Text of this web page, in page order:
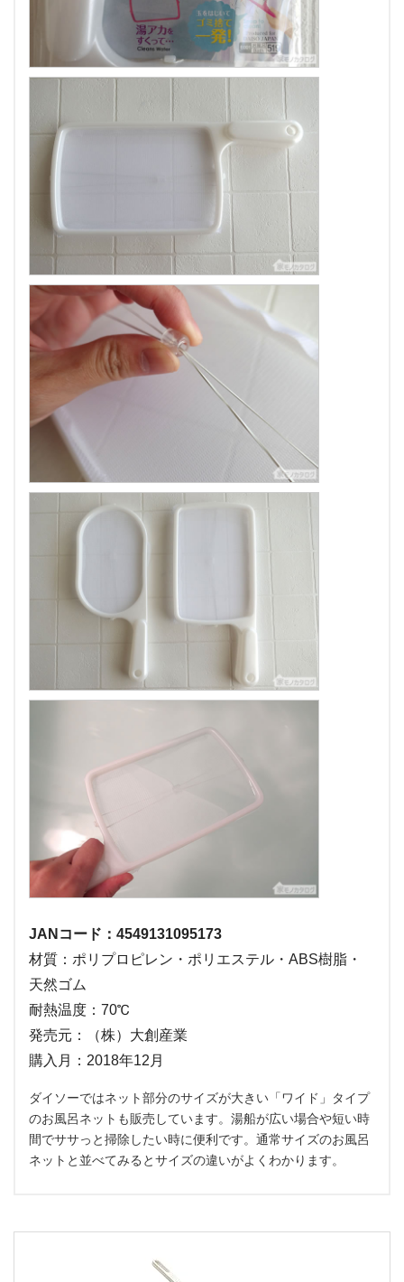
JANコード：4549131095173
材質：ポリプロピレン・ポリエステル・ABS樹脂・
天然ゴム
耐熱温度：70℃
発売元：（株）大創産業
購入月：2018年12月
ダイソーではネット部分のサイズが大きい「ワイド」タイプ
のお風呂ネットも販売しています。湯船が広い場合や短い時
間でササっと掃除したい時に便利です。通常サイズのお風呂
ネットと並べてみるとサイズの違いがよくわかります。